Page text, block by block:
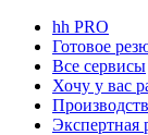
hh PRO
Готовое
Все сервисы
Хочу у вас
Экспертная